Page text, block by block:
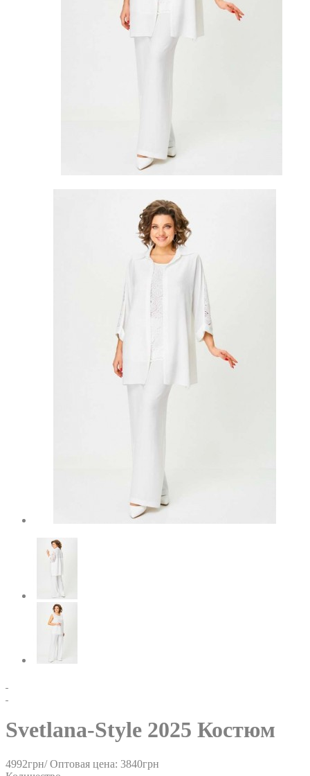
Svetlana-Style 2025 Костюм
4992грн/ Оптовая цена: 3840грн